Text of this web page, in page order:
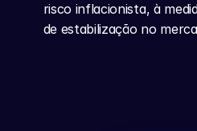
risco inflacionista, à
de estabilização no